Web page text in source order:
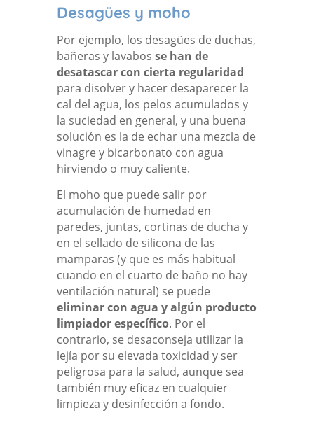
Desagües y moho
Por ejemplo, los desagües de duchas,
bañeras y lavabos se han de
desatascar con cierta regularidad
para disolver y hacer desaparecer la
cal del agua, los pelos acumulados y
la suciedad en general, y una buena
solución es la de echar una mezcla de
vinagre y bicarbonato con agua
hirviendo o muy caliente.
El moho que puede salir por
acumulación de humedad en
paredes, juntas, cortinas de ducha y
en el sellado de silicona de las
mamparas (y que es más habitual
cuando en el cuarto de baño no hay
ventilación natural) se puede
eliminar con agua y algún producto
limpiador específico. Por el
contrario, se desaconseja utilizar la
lejía por su elevada toxicidad y ser
peligrosa para la salud, aunque sea
también muy eficaz en cualquier
limpieza y desinfección a fondo.